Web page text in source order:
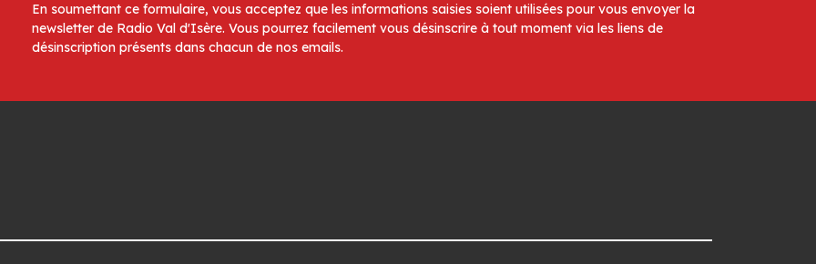
En soumettant ce formulaire, vous acceptez que les informations saisies soient utilisées pour vous envoyer la
newsletter de Radio Val d'Isère. Vous pourrez facilement vous désinscrire à tout moment via les liens de
désinscription présents dans chacun de nos emails.